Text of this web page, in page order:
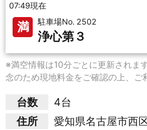
07:49現在
満 駐車場No. 2502
浄心第３
※満空情報は10分ごとに更新されま
念のため現地料金をご確認の上、ご
台数
4台
住所
愛知県名古屋市西